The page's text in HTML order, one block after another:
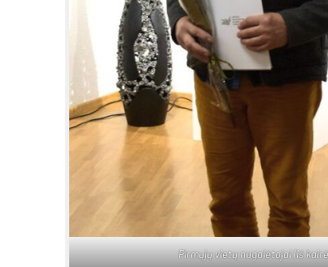
Pir­mų­jų vie­tų nu­ga­lė­to­jai (iš